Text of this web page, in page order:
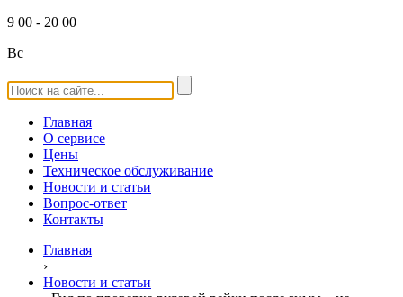
9 00 - 20 00
Вс
Главная
О сервисе
Цены
Техническое обслуживание
Новости и статьи
Вопрос-ответ
Контакты
Главная
›
Новости и статьи